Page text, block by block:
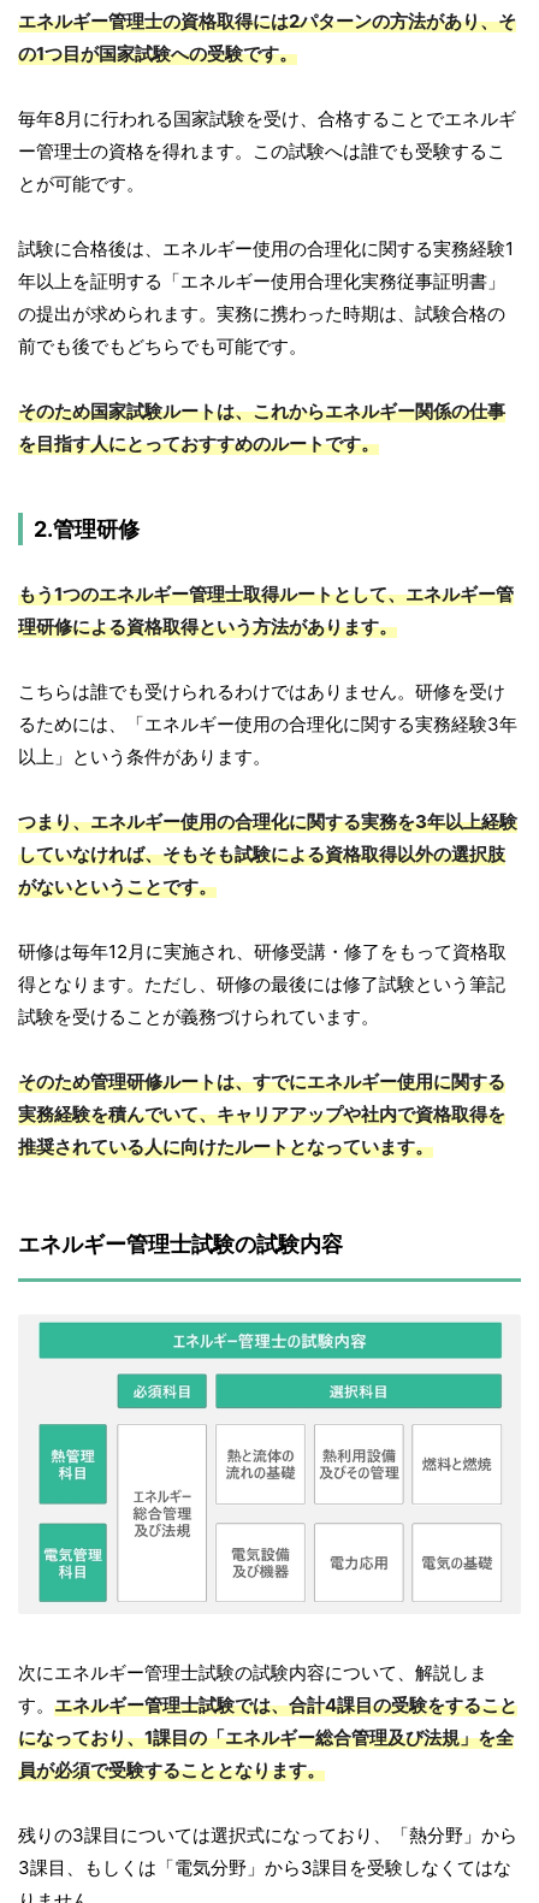
エネルギー管理士の資格取得には2パターンの方法があり、そ
の1つ目が国家試験への受験です。
毎年8月に行われる国家試験を受け、合格することでエネルギ
ー管理士の資格を得れます。この試験へは誰でも受験するこ
とが可能です。
試験に合格後は、エネルギー使用の合理化に関する実務経験1
年以上を証明する「エネルギー使用合理化実務従事証明書」
の提出が求められます。実務に携わった時期は、試験合格の
前でも後でもどちらでも可能です。
そのため国家試験ルートは、これからエネルギー関係の仕事
を目指す人にとっておすすめのルートです。
2.管理研修
もう1つのエネルギー管理士取得ルートとして、エネルギー管
理研修による資格取得という方法があります。
こちらは誰でも受けられるわけではありません。研修を受け
るためには、「エネルギー使用の合理化に関する実務経験3年
以上」という条件があります。
つまり、エネルギー使用の合理化に関する実務を3年以上経験
していなければ、そもそも試験による資格取得以外の選択肢
がないということです。
研修は毎年12月に実施され、研修受講・修了をもって資格取
得となります。ただし、研修の最後には修了試験という筆記
試験を受けることが義務づけられています。
そのため管理研修ルートは、すでにエネルギー使用に関する
実務経験を積んでいて、キャリアアップや社内で資格取得を
推奨されている人に向けたルートとなっています。
エネルギー管理士試験の試験内容
次にエネルギー管理士試験の試験内容について、解説しま
す。 エネルギー管理士試験では、合計4課目の受験をすること
になっており、1課目の「エネルギー総合管理及び法規」を全
員が必須で受験することとなります。
残りの3課目については選択式になっており、「熱分野」から
3課目、もしくは「電気分野」から3課目を受験しなくてはな